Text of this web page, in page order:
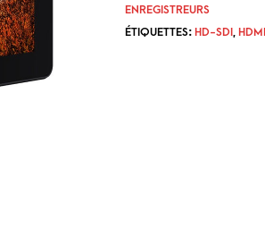
ENREGISTREURS
ÉTIQUETTES: HD-SDI, HDMI